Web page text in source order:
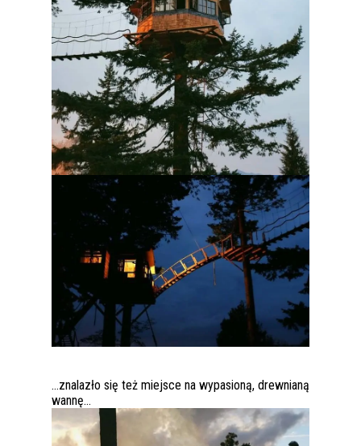
…znalazło się też miejsce na wypasioną, drewnianą
wannę…